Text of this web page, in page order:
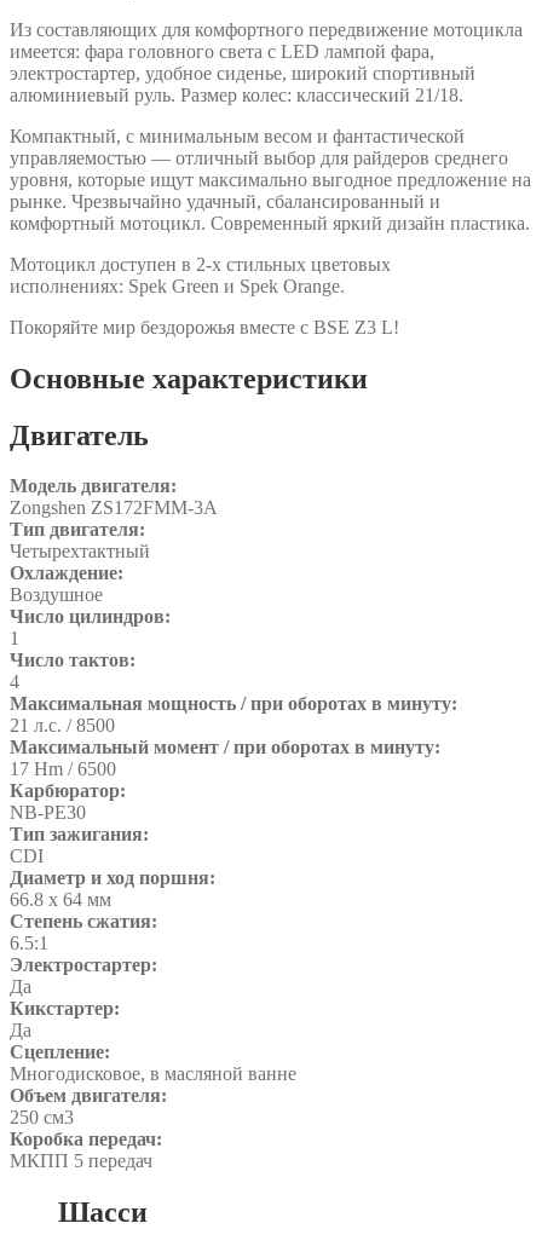
Из составляющих для комфортного передвижение мотоцикла
имеется: фара головного света с LED лампой фара,
электростартер, удобное сиденье, широкий спортивный
алюминиевый руль. Размер колес: классический 21/18.
Компактный, с минимальным весом и фантастической
управляемостью — отличный выбор для райдеров среднего
уровня, которые ищут максимально выгодное предложение на
рынке. Чрезвычайно удачный, сбалансированный и
комфортный мотоцикл. Современный яркий дизайн пластика.
Мотоцикл доступен в 2-х стильных цветовых
исполнениях: Spek Green и Spek Orange.
Покоряйте мир бездорожья вместе с BSE Z3 L!
Основные характеристики
Двигатель
Модель двигателя:
Zongshen ZS172FMM-3A
Тип двигателя:
Четырехтактный
Охлаждение:
Воздушное
Число цилиндров:
1
Число тактов:
4
Максимальная мощность / при оборотах в минуту:
21 л.с. / 8500
Максимальный момент / при оборотах в минуту:
17 Hm / 6500
Карбюратор:
NB-PE30
Тип зажигания:
CDI
Диаметр и ход поршня:
66.8 х 64 мм
Степень сжатия:
6.5:1
Электростартер:
Да
Кикстартер:
Да
Сцепление:
Многодисковое, в масляной ванне
Объем двигателя:
250 см3
Коробка передач:
МКПП 5 передач
Шасси